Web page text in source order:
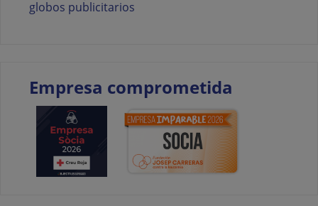
globos publicitarios
Empresa comprometida